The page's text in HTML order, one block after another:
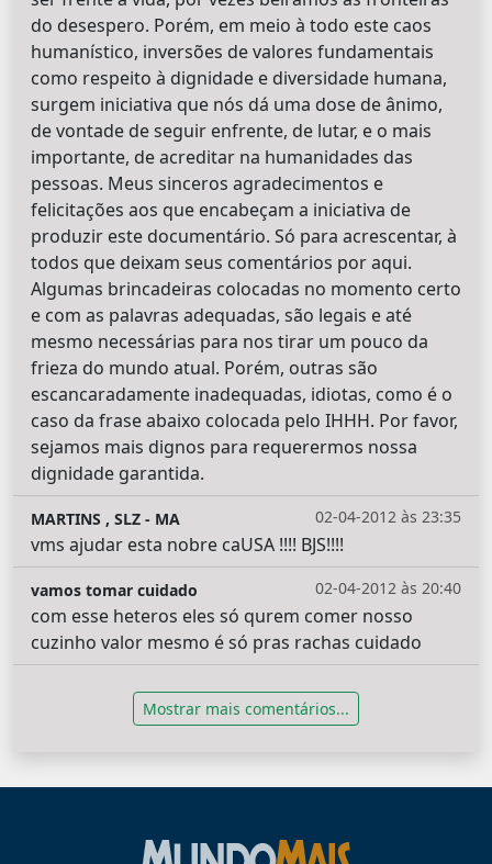
do desespero. Porém, em meio à todo este caos
humanístico, inversões de valores fundamentais
como respeito à dignidade e diversidade humana,
surgem iniciativa que nós dá uma dose de ânimo,
de vontade de seguir enfrente, de lutar, e o mais
importante, de acreditar na humanidades das
pessoas. Meus sinceros agradecimentos e
felicitações aos que encabeçam a iniciativa de
produzir este documentário. Só para acrescentar, à
todos que deixam seus comentários por aqui.
Algumas brincadeiras colocadas no momento certo
e com as palavras adequadas, são legais e até
mesmo necessárias para nos tirar um pouco da
frieza do mundo atual. Porém, outras são
escancaradamente inadequadas, idiotas, como é o
caso da frase abaixo colocada pelo IHHH. Por favor,
sejamos mais dignos para requerermos nossa
dignidade garantida.
02-04-2012 às 23:35
MARTINS , SLZ - MA
vms ajudar esta nobre caUSA !!!! BJS!!!!
02-04-2012 às 20:40
vamos tomar cuidado
com esse heteros eles só qurem comer nosso
cuzinho valor mesmo é só pras rachas cuidado
Mostrar mais comentários...